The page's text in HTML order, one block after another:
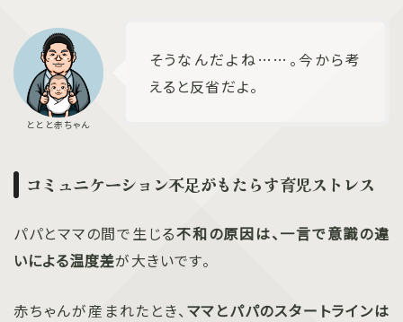
そうなんだよね……。今から考
えると反省だよ。
コミュニケーション不足がもたらす育児ストレス
パパとママの間で生じる不和の原因は、一言で意識の違
いによる温度差が大きいです。
赤ちゃんが産まれたとき、 ママとパパのスタートラインは